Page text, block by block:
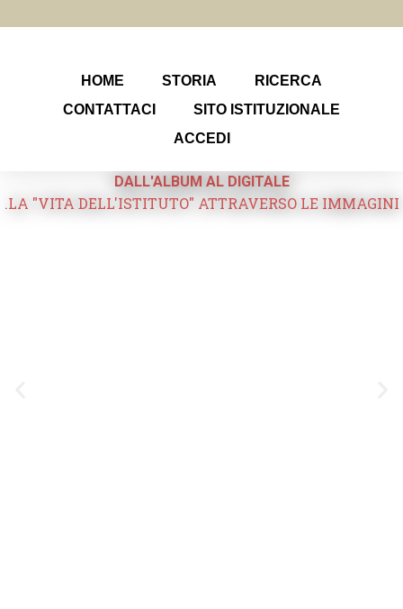
HOME STORIA
RICERCA
CONTATTACI
SITO ISTITUZIONALE
ACCEDI
DALL'ALBUM AL DIGITALE
.LA "VITA DELL'ISTITUTO" ATTRAVERSO LE IMMAGINI